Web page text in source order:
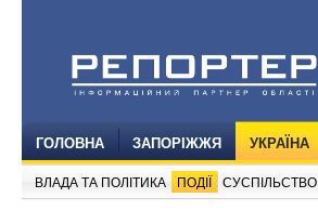
ГОЛОВНА ЗАПОРІЖЖЯ УКРАЇНА
ВЛАДА ТА ПОЛІТИКА ПОДІЇ СУСПІЛЬСТВО